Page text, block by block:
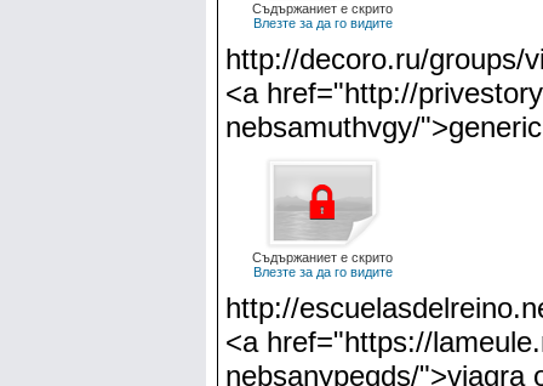
Съдържаниет е скрито
Влезте за да го видите
http://decoro.ru/groups/
<a href="http://
nebsamuthvgy/
Съдържаниет е скрито
Влезте за да го видите
http://
<a href="https://
nebsanypeqds/">viagra